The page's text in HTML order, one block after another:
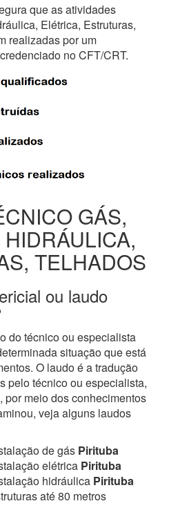
que as atividades
Elétrica, Estruturas,
realizadas por um
no CFT/CRT.
GÁS,
TELHADOS
ou laudo
do técnico ou especialista
situação que está
O laudo é a tradução
pelo técnico ou especialista,
por meio dos conhecimentos
veja alguns laudos
de gás Pirituba
elétrica Pirituba
hidráulica Pirituba
até 80 metros